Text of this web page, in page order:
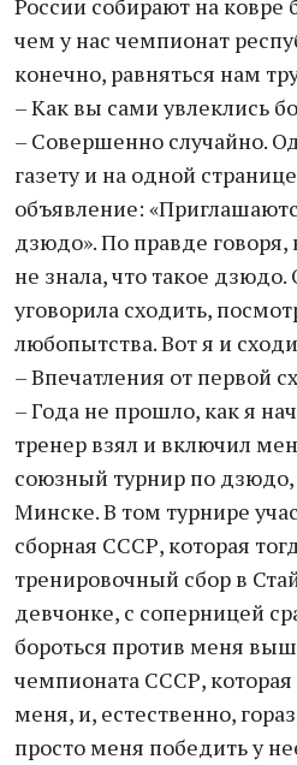
России собирают на ковре
чем у нас чемпионат
конечно, равняться нам
– Как вы сами увлеклись
– Совершенно случайно.
газету и на одной
объявление:
дзюдо». По правде говоря,
не знала, что такое
уговорила сходить,
любопытства. Вот я и
– Впечатления от первой
– Года не прошло, как я
тренер взял и включил
союзный турнир по
Минске. В том турнире
сборная СССР, которая
тренировочный сбор в
девчонке, с соперницей
бороться против меня
чемпионата СССР,
меня, и, естественно,
просто меня победить у